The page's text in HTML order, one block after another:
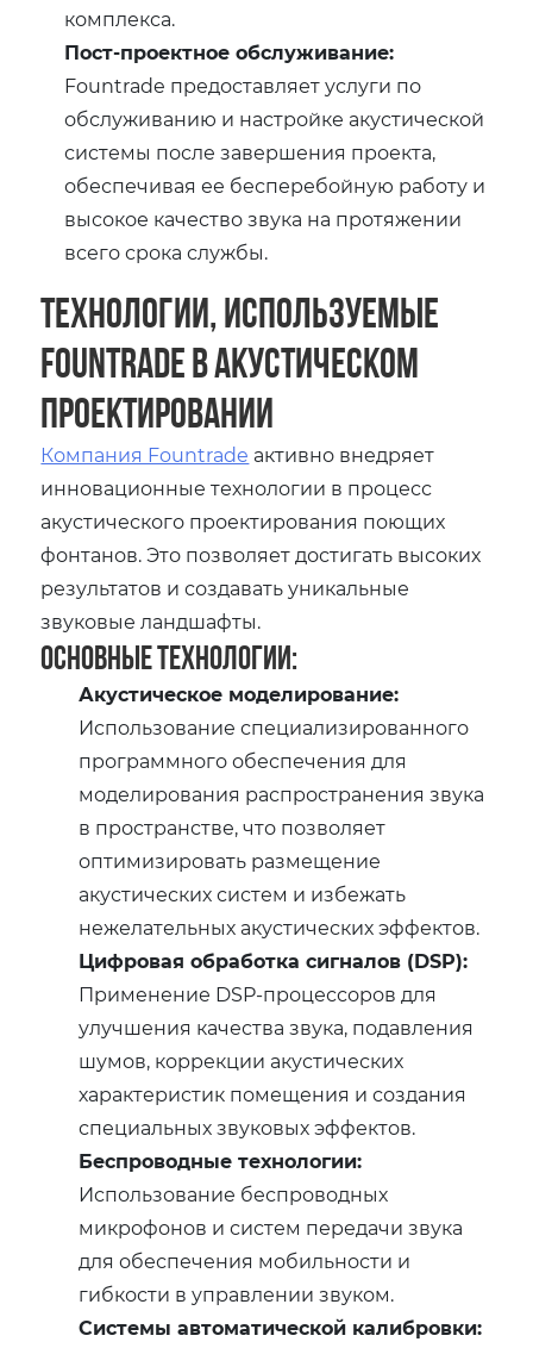
комплекса.
Пост-проектное обслуживание:
Fountrade предоставляет услуги по
обслуживанию и настройке акустической
системы после завершения проекта,
обеспечивая ее бесперебойную работу и
высокое качество звука на протяжении
всего срока службы.
Технологии, используемые
Fountrade в акустическом
проектировании
Компания Fountrade активно внедряет
инновационные технологии в процесс
акустического проектирования поющих
фонтанов. Это позволяет достигать высоких
результатов и создавать уникальные
звуковые ландшафты.
Основные технологии:
Акустическое моделирование:
Использование специализированного
программного обеспечения для
моделирования распространения звука
в пространстве, что позволяет
оптимизировать размещение
акустических систем и избежать
нежелательных акустических эффектов.
Цифровая обработка сигналов (DSP):
Применение DSP-процессоров для
улучшения качества звука, подавления
шумов, коррекции акустических
характеристик помещения и создания
специальных звуковых эффектов.
Беспроводные технологии:
Использование беспроводных
микрофонов и систем передачи звука
для обеспечения мобильности и
гибкости в управлении звуком.
Системы автоматической калибровки: